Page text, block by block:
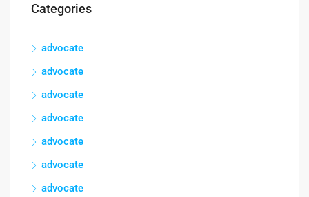
Categories
advocate
advocate
advocate
advocate
advocate
advocate
advocate